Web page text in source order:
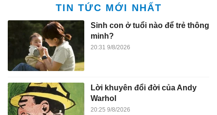
TIN TỨC MỚI NHẤT
Sinh con ở tuổi nào để trẻ thông
minh?
20:31 9/8/2026
Lời khuyên đổi đời của Andy
Warhol
20:25 9/8/2026